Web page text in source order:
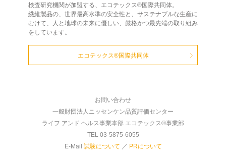
検査研究機関が加盟する、エコテックス®国際共同体。
繊維製品の、世界最高水準の安全性と、サステナブルな生産に
むけて、人と地球の未来に優しい、厳格かつ最先端の取り組み
をしています。
エコテックス®国際共同体
お問い合わせ
一般財団法人ニッセンケン品質評価センター
ライフ アンド ヘルス事業本部 エコテックス®事業部
TEL 03-5875-6055
E-Mail 試験について ／ PRについて